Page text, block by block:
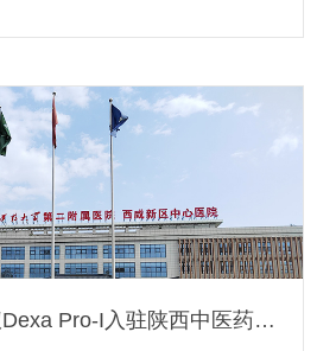
更多+
双能X射线骨密度仪Dexa Pro-I入驻陕西中医药大学第二附属医院西咸新区中心医院